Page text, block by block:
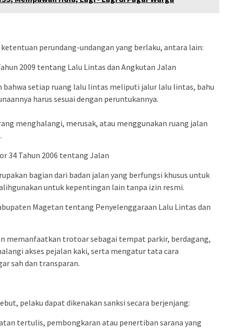
perundang-undangan yang berlaku, antara lain:
2009 tentang Lalu Lintas dan Angkutan Jalan
bahwa setiap ruang lalu lintas meliputi jalur lalu lintas, bahu
harus sesuai dengan peruntukannya.
menghalangi, merusak, atau menggunakan ruang jalan
34 Tahun 2006 tentang Jalan
bagian dari badan jalan yang berfungsi khusus untuk
untuk kepentingan lain tanpa izin resmi.
Magetan tentang Penyelenggaraan Lalu Lintas dan
memanfaatkan trotoar sebagai tempat parkir, berdagang,
akses pejalan kaki, serta mengatur tata cara
sah dan transparan.
pelaku dapat dikenakan sanksi secara berjenjang:
tertulis, pembongkaran atau penertiban sarana yang